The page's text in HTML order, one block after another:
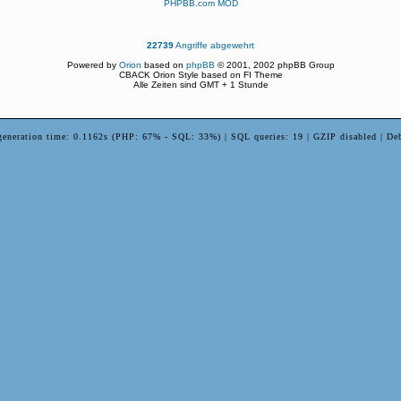
PHPBB.com MOD
22739Angriffe abgewehrt
Powered by Orion based on phpBB © 2001, 2002 phpBB Group
CBACK Orion Style based on FI Theme
Alle Zeiten sind GMT + 1 Stunde
time: 0.1162s (PHP: 67% - SQL: 33%) | SQL queries: 19 | GZIP disabled |